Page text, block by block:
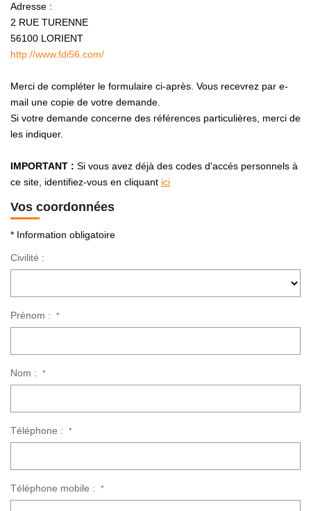
Présentation
Notre Équipe
Recrutement
Nos Actualités
Avis Clients Google
Avis Clients Meilleurs Agents
Adresse :
2 RUE TURENNE
56100 LORIENT
http://www.fdi56.com/
Merci de compléter le formulaire ci-après. Vous recevrez par e-
mail une copie de votre demande.
Si votre demande concerne des références particulières, merci de
les indiquer.
IMPORTANT : Si vous avez déjà des codes d'accés personnels à
ce site, identifiez-vous en cliquant ici
Vos coordonnées
* Information obligatoire
Civilité :
Prénom : *
Nom : *
Téléphone : *
Téléphone mobile : *